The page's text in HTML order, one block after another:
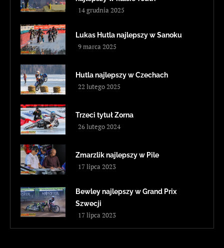
14 grudnia 2025
Lukas Hutla najlepszy w Sanoku
9 marca 2025
Hutla najlepszy w Czechach
22 lutego 2025
Trzeci tytuł Zorna
26 lutego 2024
Zmarzlik najlepszy w Pile
17 lipca 2023
Bewley najlepszy w Grand Prix
Szwecji
17 lipca 2023